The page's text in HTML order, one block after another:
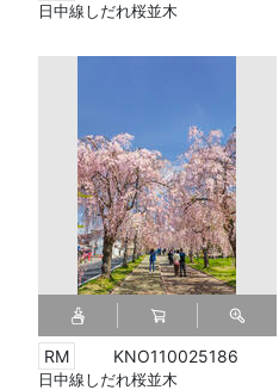
日中線しだれ桜並木
KNO110025186
日中線しだれ桜並木